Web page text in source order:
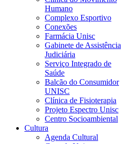
Humano
Complexo Esportivo
Conexões
Farmácia Unisc
Gabinete de Assistência
Judiciária
Serviço Integrado de
Saúde
Balcão do Consumidor
UNISC
Clínica de Fisioterapia
Projeto Espectro Unisc
Centro Socioambiental
Cultura
Agenda Cultural